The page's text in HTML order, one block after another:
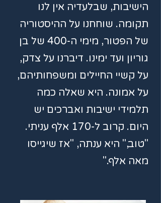
הישיבות, שבלעדיה אין לנו
תקומה. שוחחנו על ההיסטוריה
של הפטור, מימי ה-400 של בן
גוריון ועד ימינו. דיברנו על צדק,
על קשיי החיילים ומשפחותיהם,
על אמונה. היא שאלה כמה
תלמידי ישיבות ואברכים יש
היום. קרוב ל-170 אלף עניתי.
"טוב," היא ענתה, "אז שיגייסו
מאה אלף."